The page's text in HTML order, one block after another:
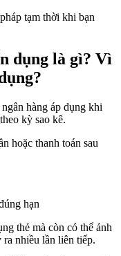
tạm thời khi bạn
dụng là gì? Vì
hàng áp dụng khi
kỳ sao kê.
hoặc thanh toán sau
hạn
thẻ mà còn có thể ảnh
nhiều lần liên tiếp.